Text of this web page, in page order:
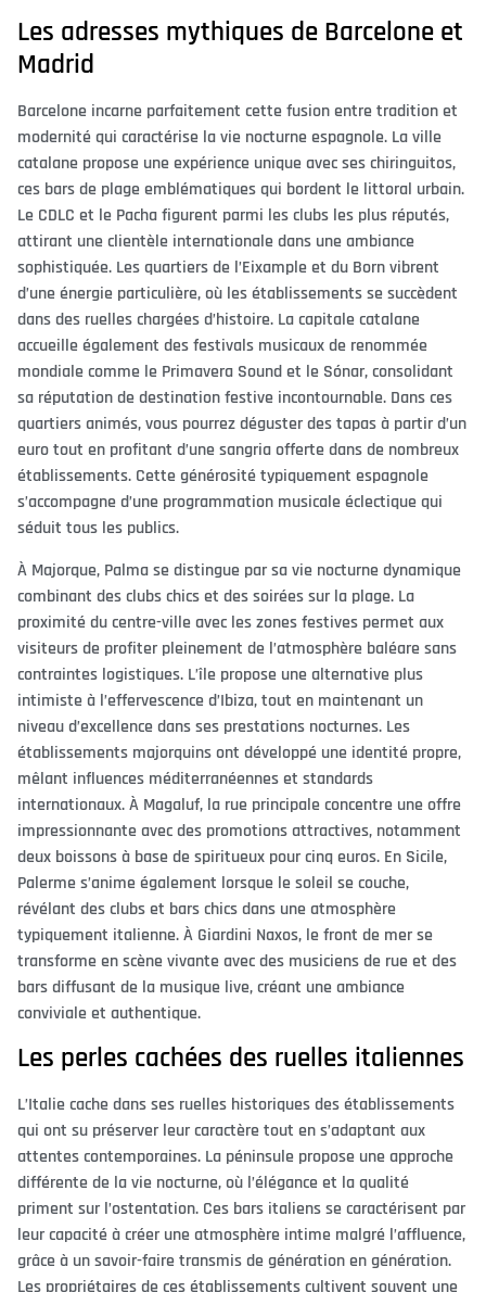
Les adresses mythiques de Barcelone et
Madrid
Barcelone incarne parfaitement cette fusion entre tradition et
modernité qui caractérise la vie nocturne espagnole. La ville
catalane propose une expérience unique avec ses chiringuitos,
ces bars de plage emblématiques qui bordent le littoral urbain.
Le CDLC et le Pacha figurent parmi les clubs les plus réputés,
attirant une clientèle internationale dans une ambiance
sophistiquée. Les quartiers de l’Eixample et du Born vibrent
d’une énergie particulière, où les établissements se succèdent
dans des ruelles chargées d’histoire. La capitale catalane
accueille également des festivals musicaux de renommée
mondiale comme le Primavera Sound et le Sónar, consolidant
sa réputation de destination festive incontournable. Dans ces
quartiers animés, vous pourrez déguster des tapas à partir d’un
euro tout en profitant d’une sangria offerte dans de nombreux
établissements. Cette générosité typiquement espagnole
s’accompagne d’une programmation musicale éclectique qui
séduit tous les publics.
À Majorque, Palma se distingue par sa vie nocturne dynamique
combinant des clubs chics et des soirées sur la plage. La
proximité du centre-ville avec les zones festives permet aux
visiteurs de profiter pleinement de l’atmosphère baléare sans
contraintes logistiques. L’île propose une alternative plus
intimiste à l’effervescence d’Ibiza, tout en maintenant un
niveau d’excellence dans ses prestations nocturnes. Les
établissements majorquins ont développé une identité propre,
mêlant influences méditerranéennes et standards
internationaux. À Magaluf, la rue principale concentre une offre
impressionnante avec des promotions attractives, notamment
deux boissons à base de spiritueux pour cinq euros. En Sicile,
Palerme s’anime également lorsque le soleil se couche,
révélant des clubs et bars chics dans une atmosphère
typiquement italienne. À Giardini Naxos, le front de mer se
transforme en scène vivante avec des musiciens de rue et des
bars diffusant de la musique live, créant une ambiance
conviviale et authentique.
Les perles cachées des ruelles italiennes
L’Italie cache dans ses ruelles historiques des établissements
qui ont su préserver leur caractère tout en s’adaptant aux
attentes contemporaines. La péninsule propose une approche
différente de la vie nocturne, où l’élégance et la qualité
priment sur l’ostentation. Ces bars italiens se caractérisent par
leur capacité à créer une atmosphère intime malgré l’affluence,
grâce à un savoir-faire transmis de génération en génération.
Les propriétaires de ces établissements cultivent souvent une